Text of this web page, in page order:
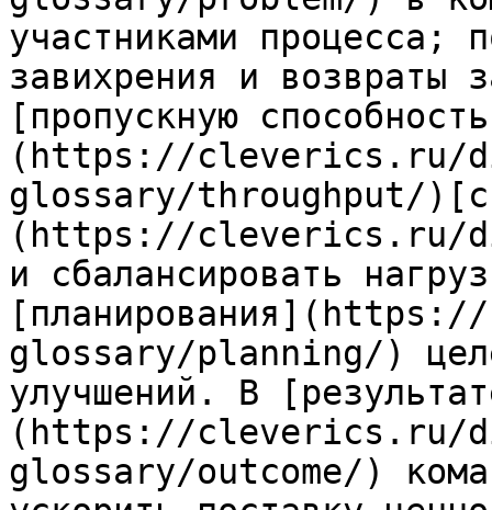
участниками процесса;
завихрения и возвраты
[пропускную
(https://cleverics.ru/
glossary/throughput/
(https://cleverics.ru/
и сбалансировать
glossary/planning/)
улучшений. В
(https://cleverics.ru/
glossary/outcome/)